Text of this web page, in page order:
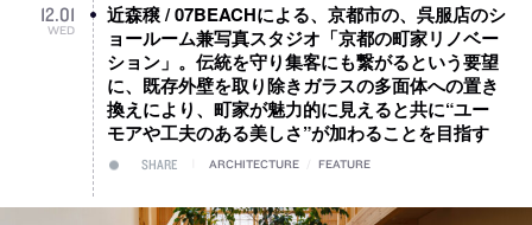
12.01
WED
近森穣 / 07BEACHによる、京都市の、呉服店のシ
ョールーム兼写真スタジオ「京都の町家リノベー
ション」。伝統を守り集客にも繋がるという要望
に、既存外壁を取り除きガラスの多面体への置き
換えにより、町家が魅力的に見えると共に“ユー
モアや工夫のある美しさ”が加わることを目指す
SHARE ARCHITECTURE FEATURE